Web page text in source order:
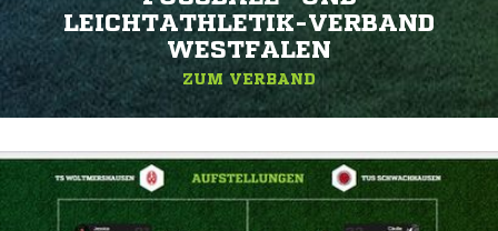
EICHTATHLETIK-VERBAND W
ESTFALEN
ZUM VERBAND